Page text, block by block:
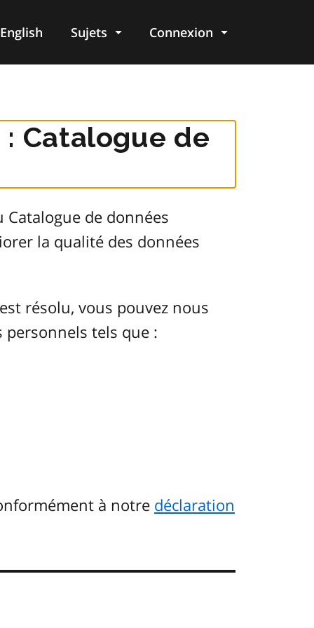
English Sujets Connexion
Catalogue de
de données
la qualité des données
résolu, vous pouvez nous
tels que :
à notre déclaration